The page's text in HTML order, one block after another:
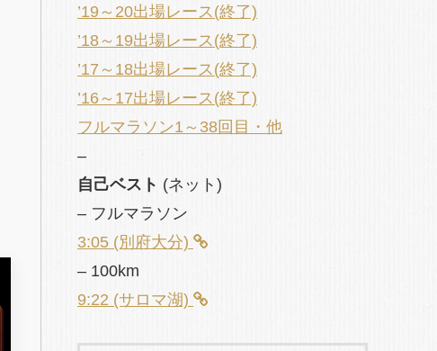
’19～20出場レース(終了)
’18～19出場レース(終了)
’17～18出場レース(終了)
’16～17出場レース(終了)
フルマラソン1～38回目・他
–
自己ベスト (ネット)
– フルマラソン
3:05 (別府大分)
– 100km
9:22 (サロマ湖)